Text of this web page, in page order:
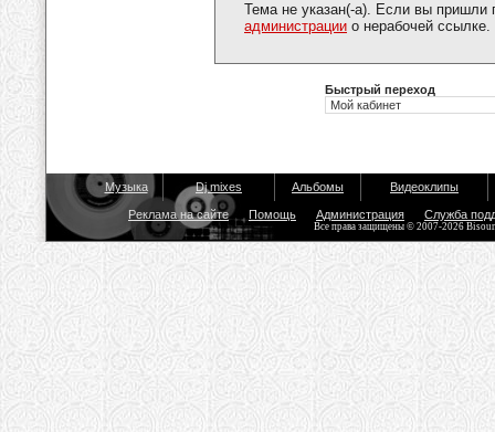
Тема не указан(-а). Если вы пришли
администрации о нерабочей ссылке.
Быстрый переход
Музыка Dj mixes Альбомы Видеоклипы
Реклама на сайте Помощь Администрация Служба
Все права защищены © 2007-2026